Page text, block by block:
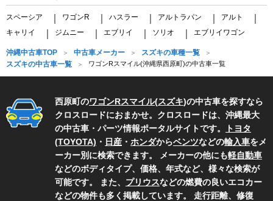
スペーシア ワゴンR ハスラー アルトラパン アルト
キャリイ ジムニー エブリイ ソリオ エブリイワゴン
沖縄中古車TOP 中古車メーカー
スズキの車種一覧
スズキの中古車一覧
ワゴンRスマイル(沖縄県西原町)の中古車一覧
西原町のワゴンRスマイル(スズキ)の中古車を探すなら
クロスロードにおまかせ。クロスロードは、沖縄最大
の中古車・パーツ情報ポータルサイトです。
トヨタ
(TOYOTA) ・ 日産 ・ ホンダからベンツなどの輸入車をメ
ーカー別に検索できます。 メーカーの他にも軽自動車
などのボディタイプ、価格、年式など、様々な検索が
可能です。 また、 プリウスなどの燃費の良いエコカー
などの物件も多く掲載しています。 走行距離、修復